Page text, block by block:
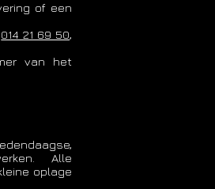
of een
014 21 69 50,
van het
Alle
oplage